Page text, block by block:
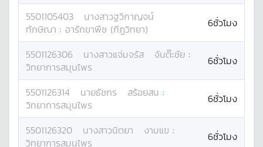
5501105403 นางสาวฐวิกาญจน์
ทักษิณา : อารักขาพืช (กีฏวิทยา) 6ชั่วโมง
5501126306 นางสาวแจ่มจรัส จันต๊ะชัย :
วิทยาการสมุนไพร
6ชั่วโมง
5501126314 นายธัชกร สร้อยสน :
วิทยาการสมุนไพร
6ชั่วโมง
5501126320 นางสาวนิตยา งามแข :
วิทยาการสมุนไพร
6ชั่วโมง